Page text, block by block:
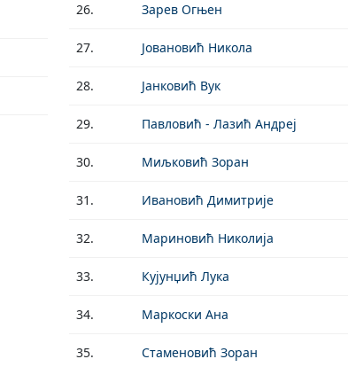
26. Зарев Огњен
27. Јовановић Никола
28. Јанковић Вук
29. Павловић - Лазић Андреј
30. Миљковић Зоран
31. Ивановић Димитрије
32. Мариновић Николија
33. Кујунџић Лука
34. Маркоски Ана
35. Стаменовић Зоран